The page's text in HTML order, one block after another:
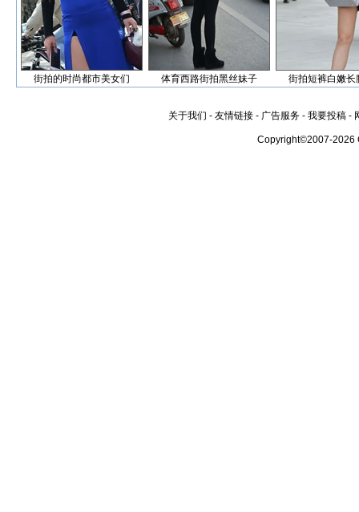
街拍的时尚都市美女们 体育西路街拍黑丝妹子 街拍短裤白嫩长
关于我们 - 友情链接 - 广告服务 - 我要投稿 -
Copyright©2007-2026